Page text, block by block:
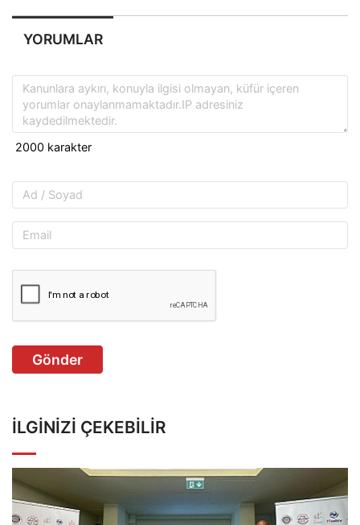
YORUMLAR
Gönder
İLGINIZI ÇEKEBILIR